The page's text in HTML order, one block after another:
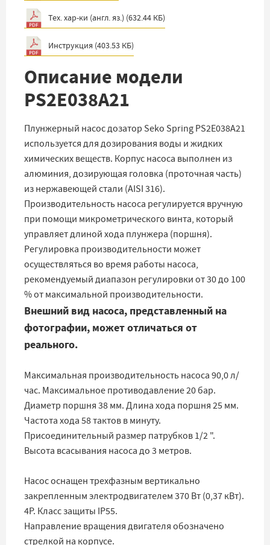
Тех. хар-ки (англ. яз.) (632.44 КБ)
Инструкция (403.53 КБ)
Описание модели
PS2E038A21
Плунжерный насос дозатор Seko Spring PS2E038A21
используется для дозирования воды и жидких
химических веществ. Корпус насоса выполнен из
алюминия, дозирующая головка (проточная часть)
из нержавеющей стали (AISI 316).
Производительность насоса регулируется вручную
при помощи микрометрического винта, который
управляет длиной хода плунжера (поршня).
Регулировка производительности может
осуществляться во время работы насоса,
рекомендуемый диапазон регулировки от 30 до 100
% от максимальной производительности.
Внешний вид насоса, представленный на
фотографии, может отличаться от
реального.
Максимальная производительность насоса 90,0 л/
час. Максимальное противодавление 20 бар.
Диаметр поршня 38 мм. Длина хода поршня 25 мм.
Частота хода 58 тактов в минуту.
Присоединительный размер патрубков 1/2 ".
Высота всасывания насоса до 3 метров.
Насос оснащен трехфазным вертикально
закрепленным электродвигателем 370 Вт (0,37 кВт).
4Р. Класс защиты IP55.
Направление вращения двигателя обозначено
стрелкой на корпусе.